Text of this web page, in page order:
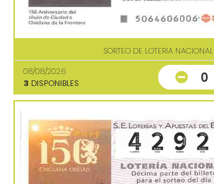
SORTEO DE LOTERIA NACIONAL
08/08/2026
3 DISPONIBLES 0